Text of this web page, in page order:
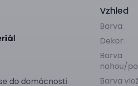
do domácnosti
Vzhled
Barva:
Dekor:
Barva
nohou/
Barva